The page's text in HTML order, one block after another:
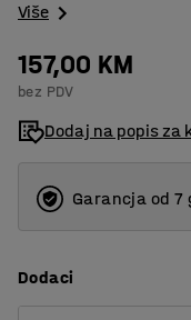
Više
157,00 KM
bez PDV
Dodaj na popis za
Garancja od 7
Dodaci